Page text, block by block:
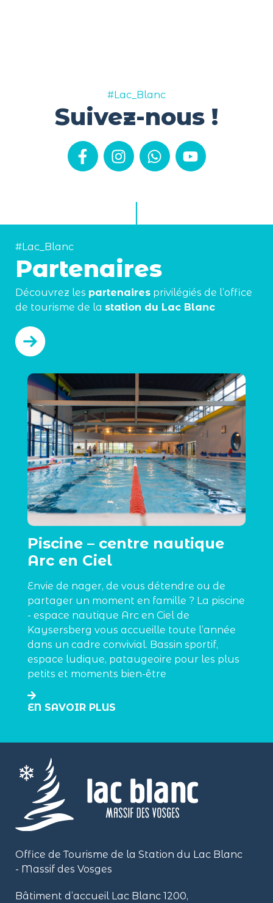
#Lac_Blanc
Suivez-nous !
#Lac_Blanc
Partenaires
Découvrez les partenaires privilégiés de l’office
de tourisme de la station du Lac Blanc
Piscine – centre nautique
Arc en Ciel
Envie de nager, de vous détendre ou de
partager un moment en famille ? La piscine
- espace nautique Arc en Ciel de
Kaysersberg vous accueille toute l’année
dans un cadre convivial. Bassin sportif,
espace ludique, pataugeoire pour les plus
petits et moments bien-être
EN SAVOIR PLUS
Office de Tourisme de la Station du Lac Blanc
- Massif des Vosges
Bâtiment d’accueil Lac Blanc 1200,